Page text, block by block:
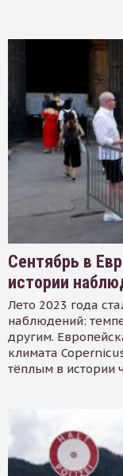
Сентябрь в
истории
Лето 2023 года
наблюдений:
другим.
климата
тёплым в истории